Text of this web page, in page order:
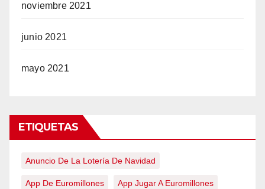
noviembre 2021
junio 2021
mayo 2021
ETIQUETAS
Anuncio De La Lotería De Navidad
App De Euromillones App Jugar A Euromillones